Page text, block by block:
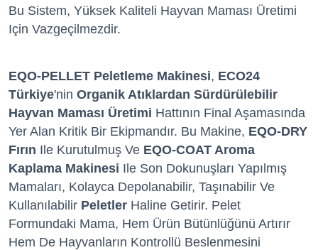
Bu Sistem, Yüksek Kaliteli Hayvan Maması Üretimi
Için Vazgeçilmezdir.
EQO-PELLET Peletleme Makinesi, ECO24
Türkiye'nin Organik Atıklardan Sürdürülebilir
Hayvan Maması Üretimi Hattının Final Aşamasında
Yer Alan Kritik Bir Ekipmandır. Bu Makine, EQO-DRY
Fırın Ile Kurutulmuş Ve EQO-COAT Aroma
Kaplama Makinesi Ile Son Dokunuşları Yapılmış
Mamaları, Kolayca Depolanabilir, Taşınabilir Ve
Kullanılabilir Peletler Haline Getirir. Pelet
Formundaki Mama, Hem Ürün Bütünlüğünü Artırır
Hem De Hayvanların Kontrollü Beslenmesini